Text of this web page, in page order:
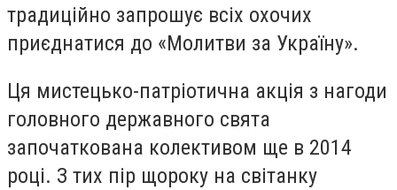
традиційно запрошує всіх охочих
приєднатися до «Молитви за Україну».
Ця мистецько-патріотична акція з нагоди
головного державного свята
започаткована колективом ще в 2014
році. З тих пір щороку на світанку